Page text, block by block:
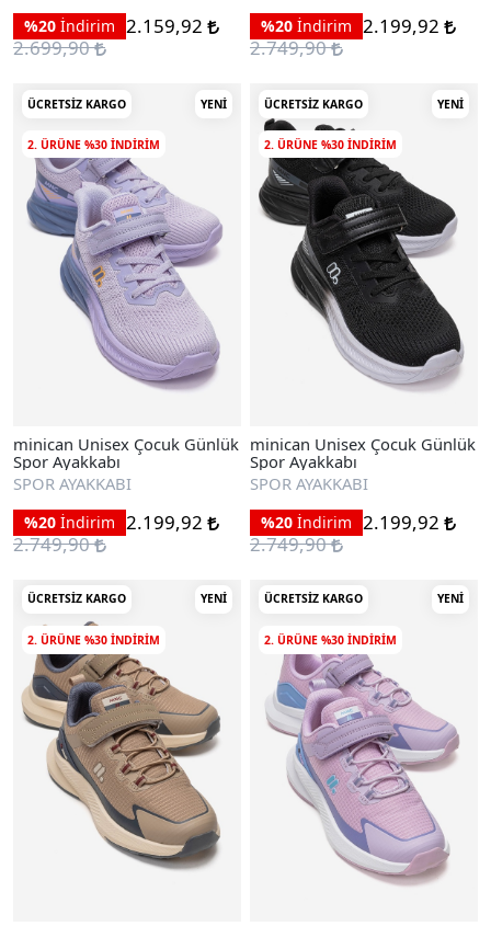
%20 İndirim 2.159,92
2.699,90
%20 İndirim 2.199,92
2.749,90
ÜCRETSIZ KARGO YENI
2. ÜRÜNE %30 INDIRIM
minican Unisex Çocuk Günlük
Spor Ayakkabı
SPOR AYAKKABI
%20 İndirim
2.199,92
2.749,90
ÜCRETSIZ KARGO YENI
2. ÜRÜNE %30 INDIRIM
minican Unisex Çocuk Günlük
Spor Ayakkabı
SPOR AYAKKABI
%20 İndirim
2.199,92
2.749,90
ÜCRETSIZ KARGO YENI
2. ÜRÜNE %30 INDIRIM
ÜCRETSIZ KARGO YENI
2. ÜRÜNE %30 INDIRIM